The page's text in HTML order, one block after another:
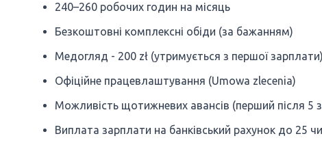
240–260 робочих годин на місяць
Безкоштовні комплексні обіди (за бажанням)
Медогляд - 200 zł (утримується з першої зарплати)
Офіційне працевлаштування (Umowa zlecenia)
Можливість щотижневих авансів (перший після 5
Виплата зарплати на банківський рахунок до 25